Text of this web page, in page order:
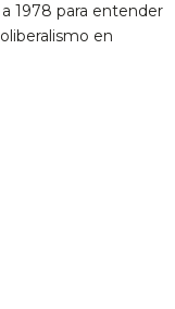
1978 para entender
en